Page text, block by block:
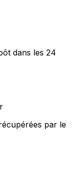
dans les 24
par le